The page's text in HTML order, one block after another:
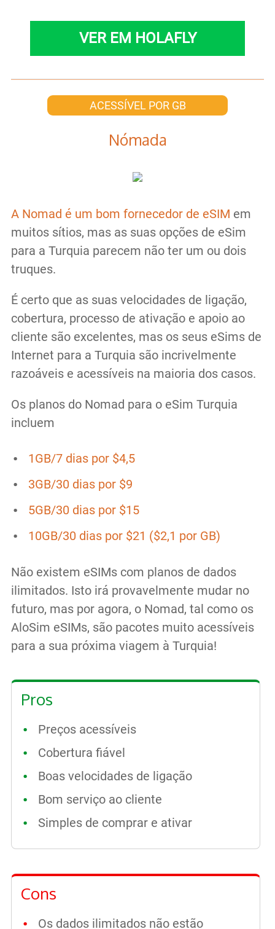
VER EM HOLAFLY
ACESSÍVEL POR GB
Nómada
A Nomad é um bom fornecedor de eSIM em
muitos sítios, mas as suas opções de eSim
para a Turquia parecem não ter um ou dois
truques.
É certo que as suas velocidades de ligação,
cobertura, processo de ativação e apoio ao
cliente são excelentes, mas os seus eSims de
Internet para a Turquia são incrivelmente
razoáveis e acessíveis na maioria dos casos.
Os planos do Nomad para o eSim Turquia
incluem
1GB/7 dias por $4,5
3GB/30 dias por $9
5GB/30 dias por $15
10GB/30 dias por $21 ($2,1 por GB)
Não existem eSIMs com planos de dados
ilimitados. Isto irá provavelmente mudar no
futuro, mas por agora, o Nomad, tal como os
AloSim eSIMs, são pacotes muito acessíveis
para a sua próxima viagem à Turquia!
Pros
Preços acessíveis
Cobertura fiável
Boas velocidades de ligação
Bom serviço ao cliente
Simples de comprar e ativar
Cons
Os dados ilimitados não estão